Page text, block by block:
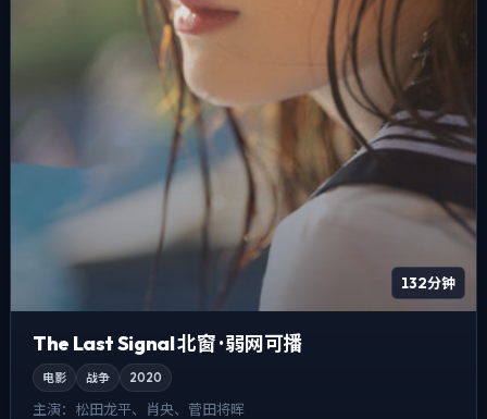
132分钟
The Last Signal 北窗 · 弱网可播
电影 战争 2020
主演： 松田龙平、肖央、菅田将晖